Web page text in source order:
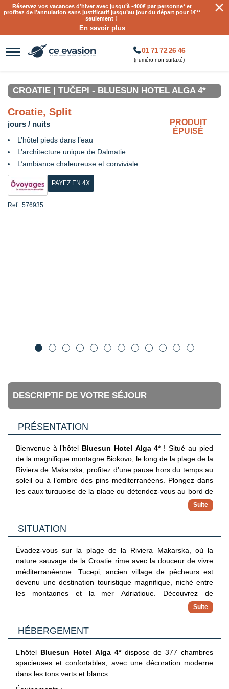
Réservez vos vacances d’hiver avec jusqu’à-400€ par personne* et
profitez de l’annulation sans justificatif jusqu’au jour du départ pour 1€**
seulement !
En savoir plus
×
01 71 72 26 46
(numéro non surtaxé)
CROATIE | TUČEPI - BLUESUN HOTEL ALGA 4*
Croatie, Split
jours / nuits
L’hôtel pieds dans l’eau
L’architecture unique de Dalmatie
L’ambiance chaleureuse et conviviale
PAYEZ EN 4X
Ref : 576935
PRODUIT
ÉPUISÉ
DESCRIPTIF DE VOTRE SÉJOUR
PRÉSENTATION
Bienvenue à l’hôtel Bluesun Hotel Alga 4* ! Situé au pied
de la magnifique montagne Biokovo, le long de la plage de la
Riviera de Makarska, profitez d’une pause hors du temps au
soleil ou à l’ombre des pins méditerranéens. Plongez dans
les eaux turquoise de la plage ou détendez-vous au bord de
la piscine. Découvrez les saveurs de la Dalmatie au
restaurant de l’hôtel. Vous pourrez également flâner parmi
avant de vous reposer dans votre chambre spacieuse et
moderne. Vous allez pouvoir participer aux activités ludiques
et sportives en journée et en soirée. C’est l’endroit idéal pour
des vacances en famille ou en couples réussies !
SITUATION
Évadez-vous sur la plage de la Riviera Makarska, où la
nature sauvage de la Croatie rime avec la douceur de vivre
méditerranéenne. Tucepi, ancien village de pêcheurs est
devenu une destination touristique magnifique, niché entre
les montagnes et la mer Adriatique. Découvrez de
magnifiques plages de galets, des eaux turquoise ou encore
les forêts de pins odorantes. Explorez divers sentiers de
randonnées à travers les montagnes ou détendez-vous sur
la plage en profitant des vues panoramiques à couper le
des expériences inoubliables. Promenez-vous dans les
ruelles pavées, visitez l’église baroque ou dégustez les
Centre-ville de Tucepi (env. 2,8 km)
Parc national Biokovo (env. 9 km)
Centre-ville de Split (env. 68 km)
HÉBERGEMENT
L’hôtel Bluesun Hotel Alga 4*dispose de 377 chambres
spacieuses et confortables, avec une décoration moderne
dans les tons verts et blancs.